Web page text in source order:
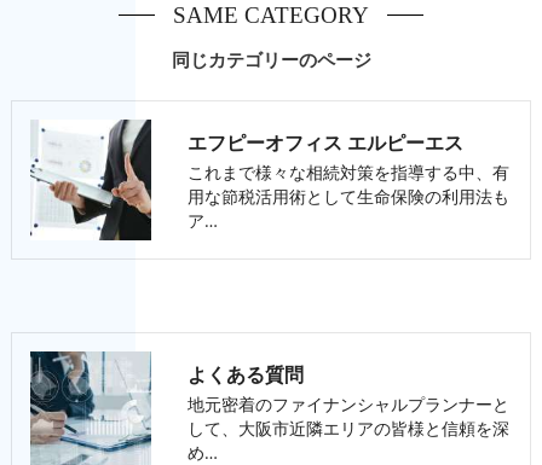
同じカテゴリーのページ
SAME CATEGORY
エフピーオフィス エルピーエス
これまで様々な相続対策を指導する中、有
用な節税活用術として生命保険の利用法も
ア…
よくある質問
地元密着のファイナンシャルプランナーと
して、大阪市近隣エリアの皆様と信頼を深
め…